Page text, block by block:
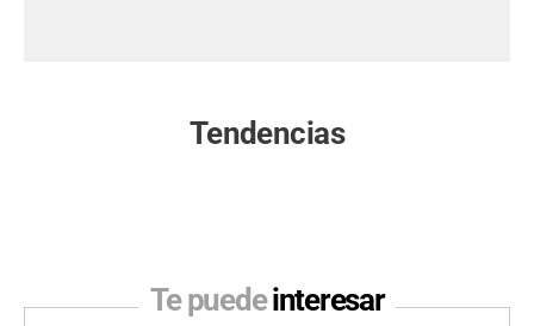
Tendencias
Te puedeinteresar